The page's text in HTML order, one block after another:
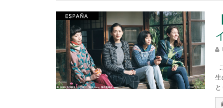
生